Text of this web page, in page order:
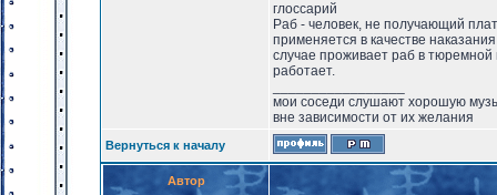
глоссарий
Раб - человек, не получающий
применяется в качестве
случае проживает раб в
работает.
мои соседи слушают хорошую
вне зависимости от их желания
Вернуться к началу
Автор